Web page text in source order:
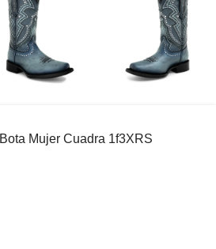
Bota Mujer Cuadra 1f3XRS